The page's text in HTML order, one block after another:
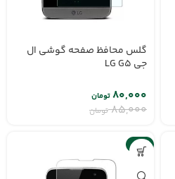
گلس محافظ صفحه گوشی ال
جی LG G5
۸۵,۰۰۰ تومان
۸۰,۰۰۰تومان
-6%